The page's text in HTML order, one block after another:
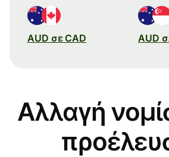
AUD σε CAD AUD
Αλλαγή